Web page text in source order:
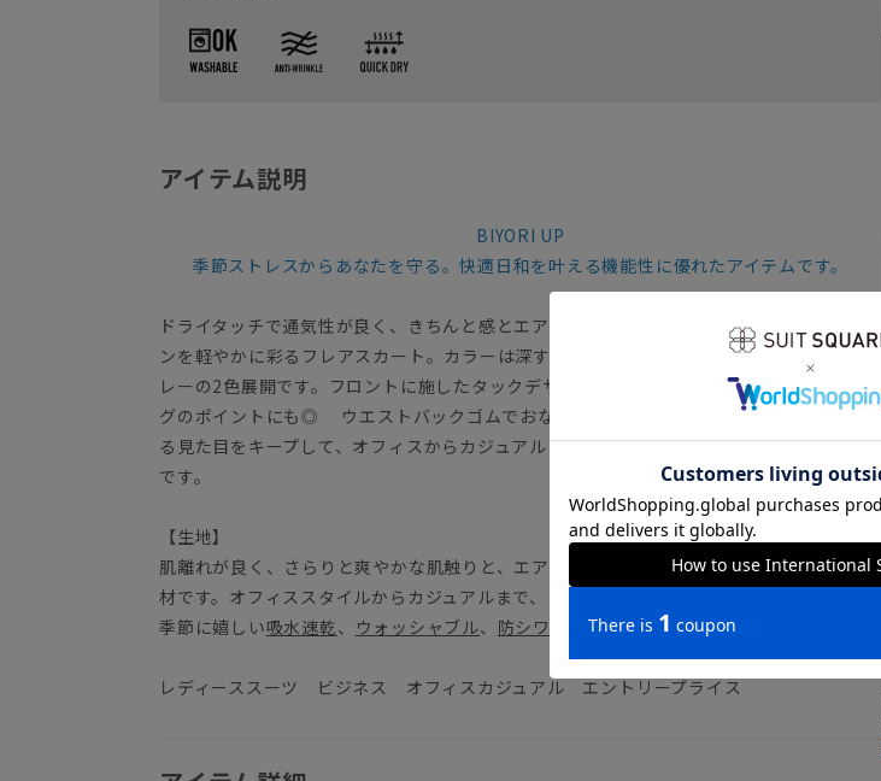
アイテム説明
BIYORI UP
季節ストレスからあなたを守る。快適日和を叶える機能性に優れたアイテムです。
ドライタッチで通気性が良く、きちんと感とエアリーな抜け感を兼ね備えた、春夏シーズ
ンを軽やかに彩るフレアスカート。カラーは深すぎない色合いの黒と、爽やかなライトグ
レーの2色展開です。フロントに施したタックデザインが、トップスをインするスタイリン
グのポイントにも◎ ウエストバックゴムでおなか周りのストレスを軽減しつつも品のあ
る見た目をキープして、オフィスからカジュアルまでマルチに大活躍してくれる頼れる1着
です。
【生地】
肌離れが良く、さらりと爽やかな肌触りと、エアリーな軽やかさが特徴のポリエステル素
材です。オフィススタイルからカジュアルまで、どんな日でも快適に過ごせます。汗ばむ
季節に嬉しい吸水速乾、 ウォッシャブル、 防シワ の優れた機能を備えています。
レディーススーツ ビジネス オフィスカジュアル エントリープライス